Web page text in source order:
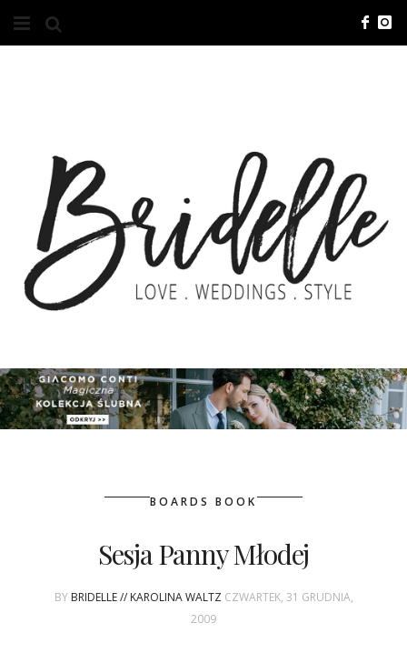
O NAS
KONTAKT
REKLAMA
ADVERTISING
ZGŁOSZENIA
KSIĄŻKI BRIDELLE
BOARDS BOOK
Sesja Panny Młodej
BY BRIDELLE // KAROLINA WALTZ CZWARTEK, 31 GRUDNIA,
2009